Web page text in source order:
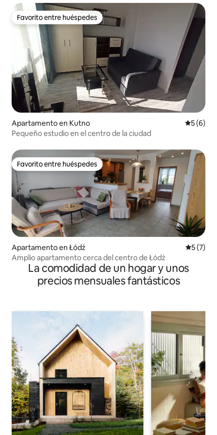
Favorito entre huéspedes
Favorito entre huéspedes
Apartamento en Kutno
5 (6)
Pequeño estudio en el centro de la ciudad
Favorito entre huéspedes
Favorito entre huéspedes
Apartamento en Łódź
5 (7)
Amplio apartamento cerca del centro de Łódź
La comodidad de un hogar y unos
precios mensuales fantásticos